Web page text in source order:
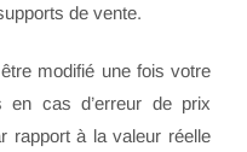
de vente.
modifié une fois votre
en cas d’erreur de prix
rapport à la valeur réelle